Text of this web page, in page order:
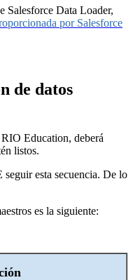
Salesforce Data Loader,
por Salesforce
de datos
Education, deberá
listos.
esta secuencia. De lo
es la siguiente: